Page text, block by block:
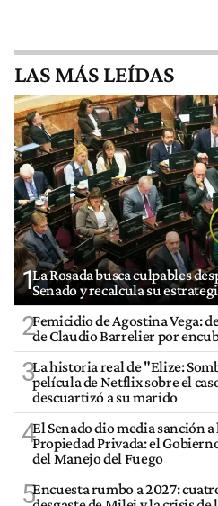
LAS MÁS LEÍDAS
1La Rosada busca culpables
Senado y recalcula su
2Femicidio de Agostina Vega:
de Claudio Barrelier por
3La historia real de "Elize:
película de Netflix sobre el
descuartizó a su marido
4El Senado dio media sanción
Propiedad Privada: el
del Manejo del Fuego
5Encuesta rumbo a 2027: